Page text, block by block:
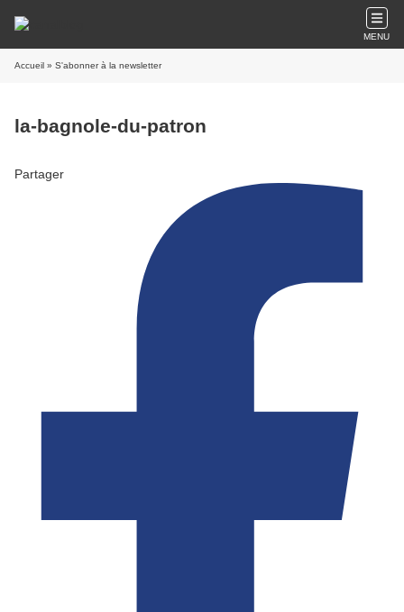
MENU
Accueil » S'abonner à la newsletter
la-bagnole-du-patron
Partager